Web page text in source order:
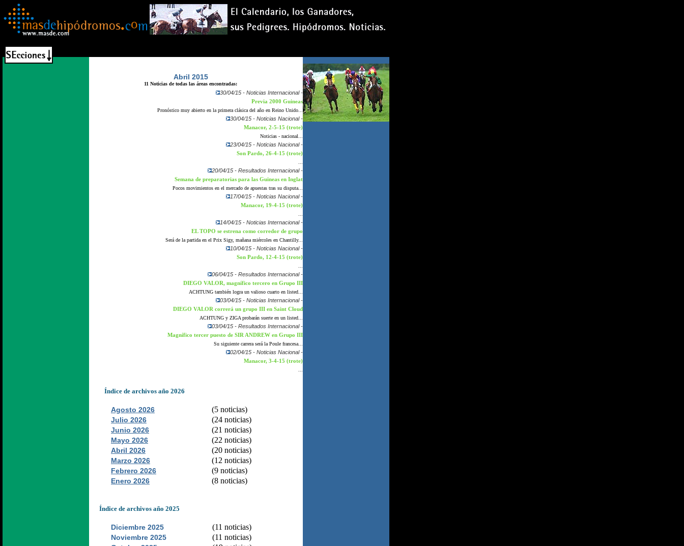
Abril 2015
11 Noticias de todas las áreas encontradas:
30/04/15 - Noticias Internacional -
Previa 2000 Guineas
Pronóstico muy abierto en la primera clásica del año en Reino Unido...
30/04/15 - Noticias Nacional -
Manacor, 2-5-15 (trote)
Noticias - nacional...
23/04/15 - Noticias Nacional -
Son Pardo, 26-4-15 (trote)
20/04/15 - Resultados Internacional -
Semana de preparatorias para las Guineas en Inglat
Pocos movimientos en el mercado de apuestas tras su disputa...
17/04/15 - Noticias Nacional -
Manacor, 19-4-15 (trote)
14/04/15 - Noticias Internacional -
EL TOPO se estrena como corredor de grupo
Será de la partida en el Prix Sigy, mañana miércoles en Chantilly...
10/04/15 - Noticias Nacional -
Son Pardo, 12-4-15 (trote)
06/04/15 - Resultados Internacional -
DIEGO VALOR, magnífico tercero en Grupo III
ACHTUNG también logra un valioso cuarto en listed...
03/04/15 - Noticias Internacional -
DIEGO VALOR correrá un grupo III en Saint Cloud
ACHTUNG y ZIGA probarán suerte en un listed...
03/04/15 - Resultados Internacional -
Magnífico tercer puesto de SIR ANDREW en Grupo III
Su siguiente carrera será la Poule francesa...
02/04/15 - Noticias Nacional -
Manacor, 3-4-15 (trote)
Índice de archivos año 2026
Agosto 2026 (5 noticias)
Julio 2026 (24 noticias)
Junio 2026 (21 noticias)
Mayo 2026 (22 noticias)
Abril 2026 (20 noticias)
Marzo 2026 (12 noticias)
Febrero 2026 (9 noticias)
Enero 2026 (8 noticias)
Índice de archivos año 2025
Diciembre 2025 (11 noticias)
Noviembre 2025 (11 noticias)